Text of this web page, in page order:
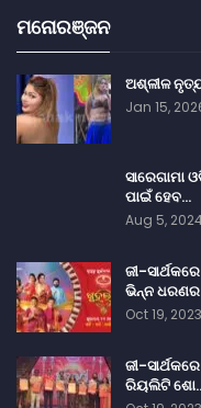
ମନୋରଞ୍ଜନ
ଅଶ୍ଳୀଳ
Jan 15,
ପାଇଁ ହେବ…
Aug 5, 2024
ଜୀ-
ଭିନ୍ନ
Oct 19, 2023
ଜୀ-
ରିୟଲିଟି